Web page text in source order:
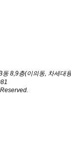
8,9층(이의동, 차세대